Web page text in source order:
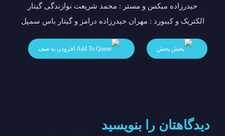
حیدرزاده میکس و مستر : محمد شریعت نوازندگی گیتار
الکتریک و کیبورد : مهران حیدرزاده درامز و گیتار باس سمپل
پخش افزودن به صف
دیدگاهتان را بنویسید